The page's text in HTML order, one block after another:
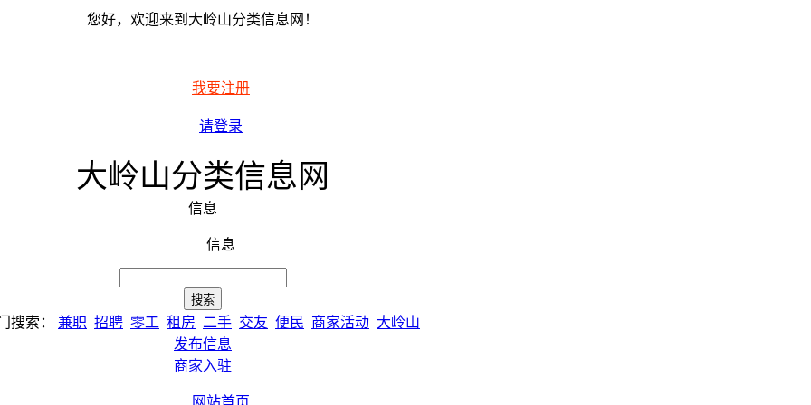
您好，欢迎来到大岭山分类信息网！
我要注册
请登录
大岭山分类信息网
信息
信息
搜索： 兼职 招聘 零工 租房 二手 交友 便民 商家活动 大岭山
发布信息
商家入驻
网站首页